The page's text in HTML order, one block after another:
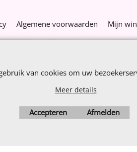
Algemene voorwaarden Mijn
van cookies om uw
Meer details
Accepteren Afmelden